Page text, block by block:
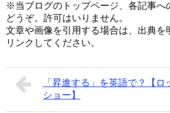
※当ブログのトップページ、各記事へ
どうぞ。許可はいりません。
文章や画像を引用する場合は、出典を
リンクしてください。
「昇進する」を英語で？【ロ
ショー】